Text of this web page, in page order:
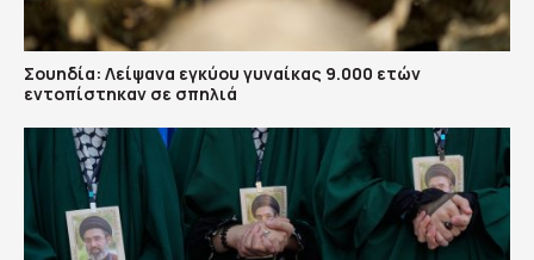
Σουηδία: Λείψανα εγκύου γυναίκας 9.000 ετών
εντοπίστηκαν σε σπηλιά